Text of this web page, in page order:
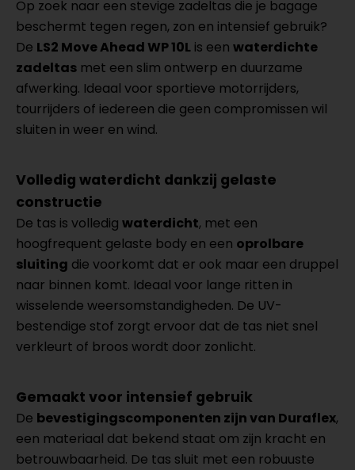
Op zoek naar een stevige zadeltas die je bagage
beschermt tegen regen, zon en intensief gebruik?
De LS2 Move Ahead WP 10L is een waterdichte
zadeltas met een slim ontwerp en duurzame
afwerking. Ideaal voor sportieve motorrijders,
tourrijders of iedereen die geen compromissen wil
sluiten in weer en wind.
Volledig waterdicht dankzij gelaste
constructie
De tas is volledig waterdicht, met een
hoogfrequent gelaste body en een oprolbare
sluiting die voorkomt dat er ook maar een druppel
naar binnen komt. Ideaal voor lange ritten in
wisselende weersomstandigheden. De UV-
bestendige stof zorgt ervoor dat de tas niet snel
verkleurt of broos wordt door zonlicht.
Gemaakt voor intensief gebruik
De bevestigingscomponenten zijn van Duraflex,
een materiaal dat bekend staat om zijn kracht en
betrouwbaarheid. De tas sluit met een robuuste